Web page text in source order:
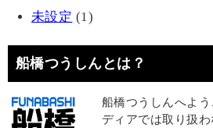
未設定 (1)
船橋つうしんとは？
船橋つうしんへよ
ディアでは取り扱